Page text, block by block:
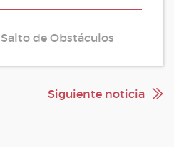
Salto de Obstáculos
Siguiente noticia